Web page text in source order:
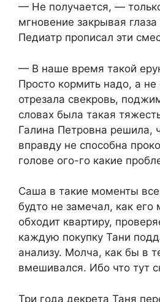
— Не получается, —
мгновение закрывая
Педиатр прописал эти
— В наше время такой
Просто кормить надо, а
отрезала свекровь,
словах была такая
Галина Петровна решила,
вправду не способна
голове ого-го какие
Саша в такие моменты
будто не замечал, как его
обходит квартиру,
каждую покупку Тани
анализу. Молча, как бы в
вмешивался. Ибо что тут
Три года декрета Таня